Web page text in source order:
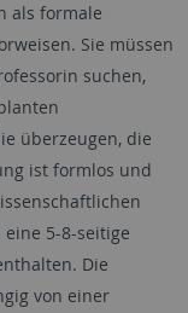
als formale
Sie müssen
suchen,
überzeugen, die
ist formlos und
5-8-seitige
Die
von einer